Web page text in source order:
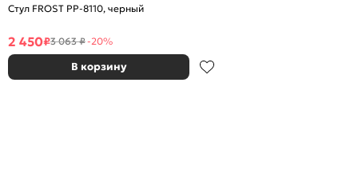
Стул FROST PP-8110, черный
2 450₽3 063 ₽-20%
В корзину